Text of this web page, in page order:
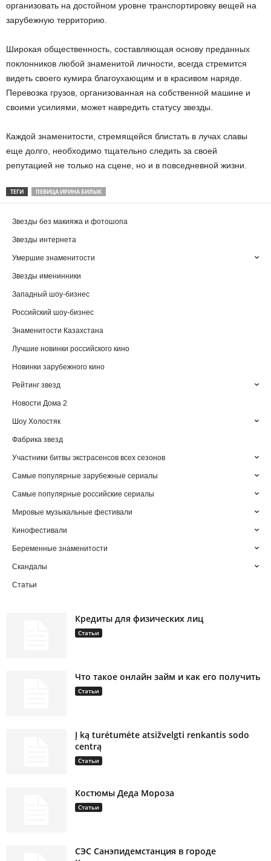
организовать на достойном уровне транспортировку вещей на
зарубежную территорию.
Широкая общественность, составляющая основу преданных
поклонников любой знаменитой личности, всегда стремится
видеть своего кумира благоухающим и в красивом наряде.
Перевозка грузов, организованная на собственной машине и
своими усилиями, может навредить статусу звезды.
Каждой знаменитости, стремящейся блистать в лучах славы
еще долго, необходимо тщательно следить за своей
репутацией не только на сцене, но и в повседневной жизни.
ТЕГИ ПЕВИЦА ИРИНА БИЛЫК
Звезды без макияжа и фотошопа
Звезды интернета
Умершие знаменитости
Звезды именинники
Западный шоу-бизнес
Российский шоу-бизнес
Знаменитости Казахстана
Лучшие новинки российского кино
Новинки зарубежного кино
Рейтинг звезд
Новости Дома 2
Шоу Холостяк
Фабрика звезд
Участники битвы экстрасенсов всех сезонов
Самые популярные зарубежные сериалы
Самые популярные российские сериалы
Мировые музыкальные фестивали
Кинофестивали
Беременные знаменитости
Скандалы
Статьи
Кредиты для физических лиц
Статьи
Что такое онлайн займ и как его получить
Статьи
Į ką turėtumėte atsižvelgti renkantis sodo
centrą
Статьи
Костюмы Деда Мороза
Статьи
СЭС Санэпидемстанция в городе